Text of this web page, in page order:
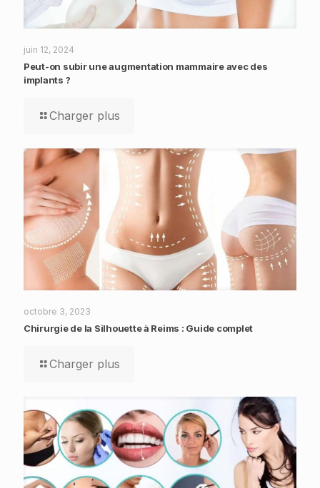
juin 12, 2024
Peut-on subir une augmentation mammaire avec des
implants ?
Charger plus
octobre 3, 2023
Chirurgie de la Silhouette à Reims : Guide complet
Charger plus